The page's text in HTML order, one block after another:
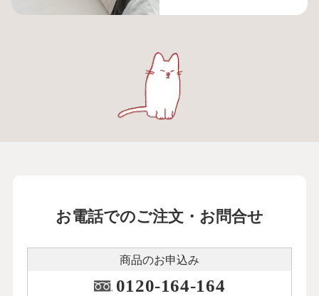
お電話でのご注文・お問合せ
商品のお申込み
0120-164-164